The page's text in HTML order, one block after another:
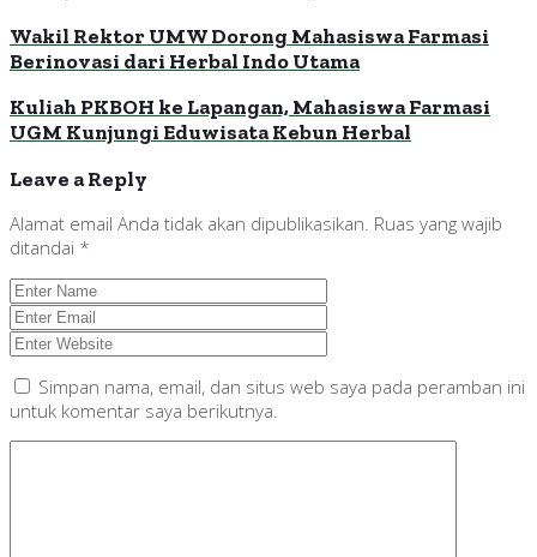
Wakil Rektor UMW Dorong Mahasiswa Farmasi
Berinovasi dari Herbal Indo Utama
Kuliah PKBOH ke Lapangan, Mahasiswa Farmasi
UGM Kunjungi Eduwisata Kebun Herbal
Leave a Reply
Alamat email Anda tidak akan dipublikasikan. Ruas yang wajib
ditandai *
Simpan nama, email, dan situs web saya pada peramban ini
untuk komentar saya berikutnya.